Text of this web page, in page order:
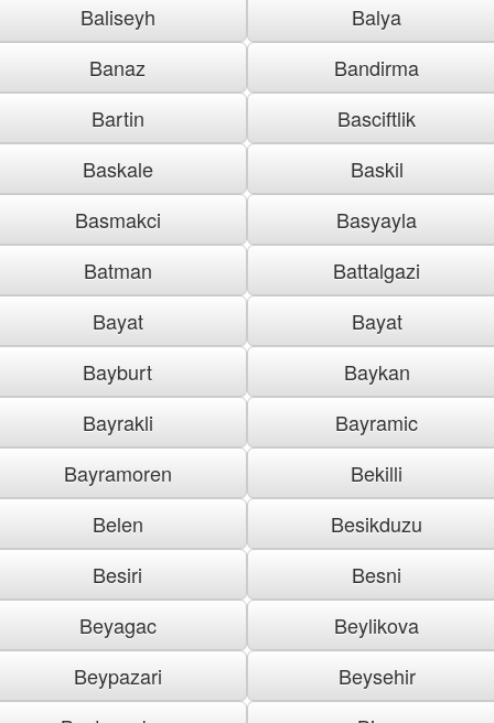
Baliseyh
Balya
Banaz
Bandirma
Bartin
Basciftlik
Baskale
Baskil
Basmakci
Basyayla
Batman
Battalgazi
Bayat
Bayat
Bayburt
Baykan
Bayrakli
Bayramic
Bayramoren
Bekilli
Belen
Besikduzu
Besiri
Besni
Beyagac
Beylikova
Beypazari
Beysehir